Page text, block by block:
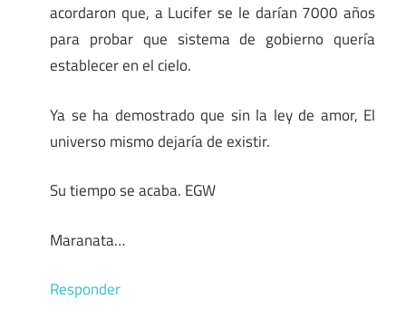
acordaron que, a Lucifer se le darían 7000 años
para probar que sistema de gobierno quería
establecer en el cielo.
Ya se ha demostrado que sin la ley de amor, El
universo mismo dejaría de existir.
Su tiempo se acaba. EGW
Maranata…
Responder